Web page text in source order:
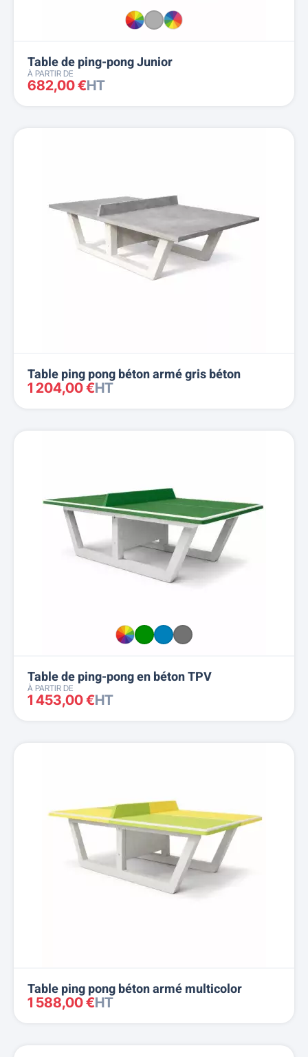
Table de ping-pong Junior
À PARTIR DE
682,00 €HT
Table ping pong béton armé gris béton
1 204,00 €HT
Table de ping-pong en béton TPV
À PARTIR DE
1 453,00 €HT
Table ping pong béton armé multicolor
1 588,00 €HT